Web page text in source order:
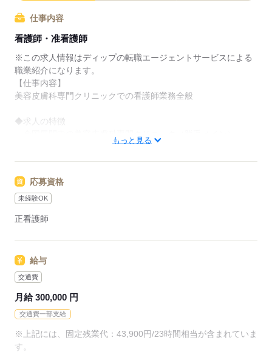
日本最大級の求人情報の中からぴったりな求人をご紹
介。
履歴書作成のアドバイスや面接日の調整だけでなく、
お給料、お休み、入職時期の交渉もサポートします。
費用は一切かかりません。
仕事内容
看護師・准看護師
※この求人情報はディップの転職エージェントサービスによる
職業紹介になります。
【仕事内容】
美容皮膚科専門クリニックでの看護師業務全般
◆求人の特徴
・ハイフやダーマペンなどの美容皮膚科メニューも展開中
・職員割引利用可能（美容施術・物品購入）
◆働きやすさ◎
完全予約制なので残業は少なめ！
脱毛や皮膚に関する知識や、施術のスキルが身に付く様々なカ
リキュラムがあります。
てスタートできます。
応募する
もっと見る
応募資格
未経験OK
正看護師
給与
交通費
月給 300,000 円
交通費一部支給
※上記には、固定残業代：43,900円/23時間相当が含まれていま
す。